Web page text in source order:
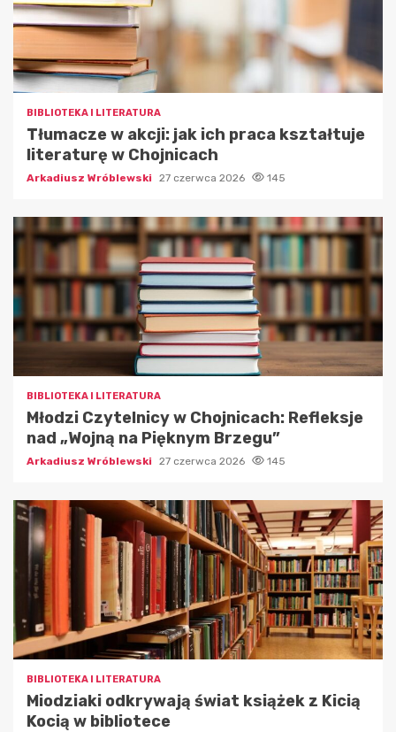
BIBLIOTEKA I LITERATURA
Tłumacze w akcji: jak ich praca kształtuje
literaturę w Chojnicach
Arkadiusz Wróblewski 27 czerwca 2026 145
BIBLIOTEKA I LITERATURA
Młodzi Czytelnicy w Chojnicach: Refleksje
nad „Wojną na Pięknym Brzegu”
Arkadiusz Wróblewski 27 czerwca 2026 145
BIBLIOTEKA I LITERATURA
Miodziaki odkrywają świat książek z Kicią
Kocią w bibliotece